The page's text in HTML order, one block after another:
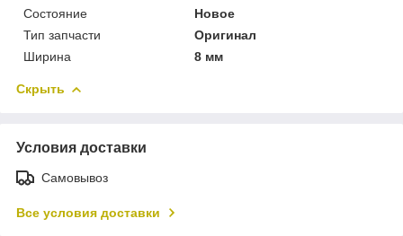
Состояние
Новое
Тип запчасти
Оригинал
Ширина
8 мм
Скрыть
Условия доставки
Самовывоз
Все условия доставки